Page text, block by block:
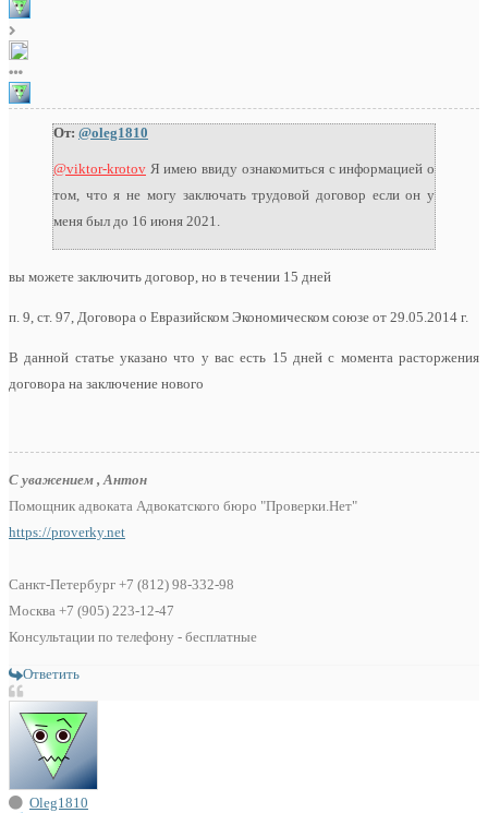
От: @oleg1810
@viktor-krotov Я имею ввиду ознакомиться с информацией о
том, что я не могу заключать трудовой договор если он у
меня был до 16 июня 2021.
вы можете заключить договор, но в течении 15 дней
п. 9, ст. 97, Договора о Евразийском Экономическом союзе от 29.05.2014 г.
В данной статье указано что у вас есть 15 дней с момента расторжения
договора на заключение нового
С уважением , Антон
Помощник адвоката Адвокатского бюро "Проверки.Нет"
https://proverky.net
Санкт-Петербург +7 (812) 98-332-98
Москва +7 (905) 223-12-47
Консультации по телефону - бесплатные
Ответить
Oleg1810